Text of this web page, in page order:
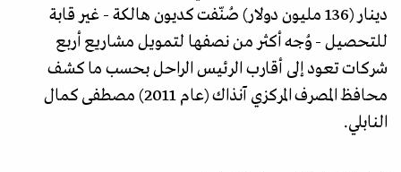
دينار (136 مليون دولار) صُنّفت كديون هالكة - غير قابة
للتحصيل - وُجه أكثر من نصفها لتمويل مشاريع أربع
شركات تعود إلى أقارب الرئيس الراحل بحسب ما كشف
محافظ المصرف المركزي آنذاك (عام 2011) مصطفى كمال
النابلي.